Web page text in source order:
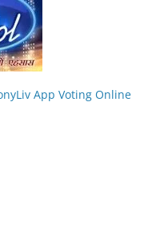
App Voting Online